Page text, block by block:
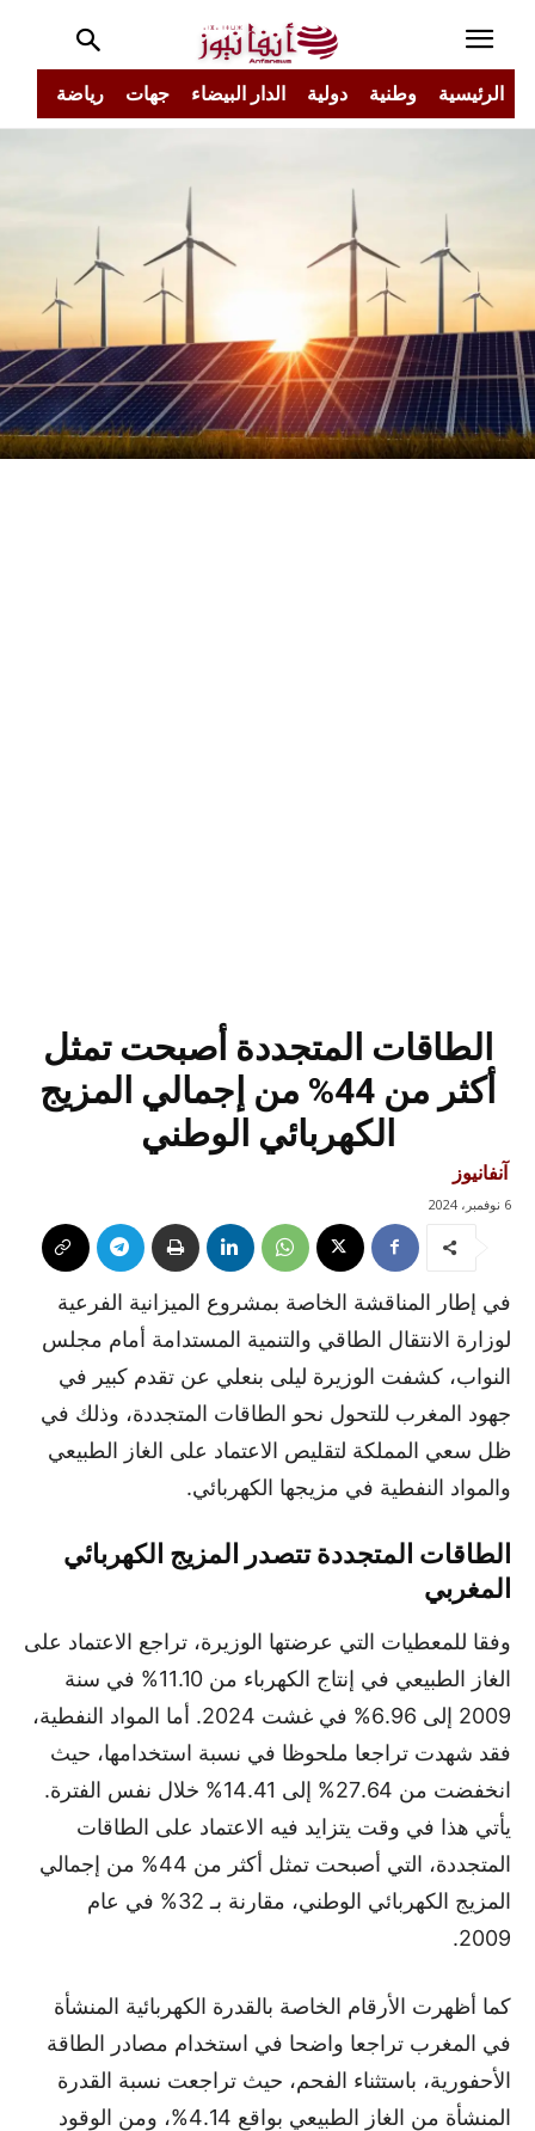
الرئيسية وطنية دولية الدار البيضاء جهات رياضة
الطاقات المتجددة أصبحت تمثل
أكثر من 44% من إجمالي المزيج
الكهربائي الوطني
آنفانيوز
6 نوفمبر، 2024
في إطار المناقشة الخاصة بمشروع الميزانية الفرعية
لوزارة الانتقال الطاقي والتنمية المستدامة أمام مجلس
النواب، كشفت الوزيرة ليلى بنعلي عن تقدم كبير في
جهود المغرب للتحول نحو الطاقات المتجددة، وذلك في
ظل سعي المملكة لتقليص الاعتماد على الغاز الطبيعي
والمواد النفطية في مزيجها الكهربائي.
الطاقات المتجددة تتصدر المزيج الكهربائي
المغربي
وفقا للمعطيات التي عرضتها الوزيرة، تراجع الاعتماد على
الغاز الطبيعي في إنتاج الكهرباء من 11.10% في سنة
2009 إلى 6.96% في غشت 2024. أما المواد النفطية،
فقد شهدت تراجعا ملحوظا في نسبة استخدامها، حيث
انخفضت من 27.64% إلى 14.41% خلال نفس الفترة.
يأتي هذا في وقت يتزايد فيه الاعتماد على الطاقات
المتجددة، التي أصبحت تمثل أكثر من 44% من إجمالي
المزيج الكهربائي الوطني، مقارنة بـ 32% في عام
2009.
كما أظهرت الأرقام الخاصة بالقدرة الكهربائية المنشأة
في المغرب تراجعا واضحا في استخدام مصادر الطاقة
الأحفورية، باستثناء الفحم، حيث تراجعت نسبة القدرة
المنشأة من الغاز الطبيعي بواقع 4.14%، ومن الوقود